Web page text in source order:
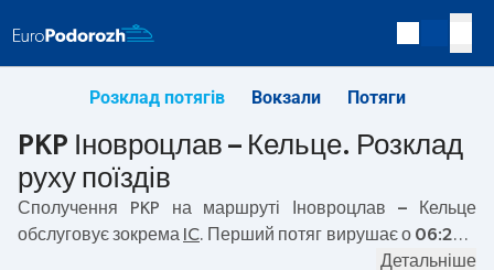
Розклад потягів Вокзали Потяги
PKP Іновроцлав – Кельце. Розклад
руху поїздів
Сполучення PKP на маршруті
Іновроцлав – Кельце
обслуговує зокрема IC . Перший потяг вирушає о 06:24з
Детальніше